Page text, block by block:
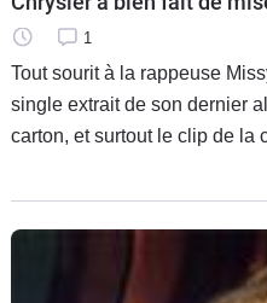
1
Tout sourit à la rappeuse
single extrait de son dernier
carton, et surtout le clip de la